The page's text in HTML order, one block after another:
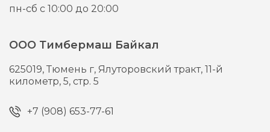
пн-сб с 10:00 до 20:00
ООО Тимбермаш Байкал
625019,Тюмень г, Ялуторовский тракт, 11-й
километр, 5, стр. 5
+7 (908) 653-77-61